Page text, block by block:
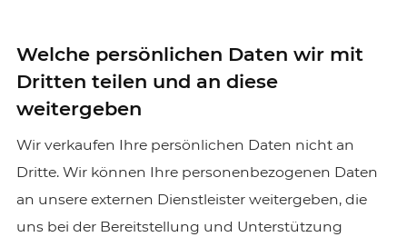
Welche persönlichen Daten wir mit
Dritten teilen und an diese
weitergeben
Wir verkaufen Ihre persönlichen Daten nicht an
Dritte. Wir können Ihre personenbezogenen Daten
an unsere externen Dienstleister weitergeben, die
uns bei der Bereitstellung und Unterstützung